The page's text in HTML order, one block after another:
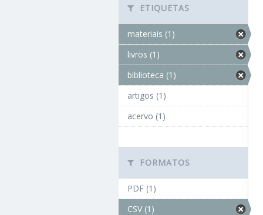
ETIQUETAS
materiais (1)
livros (1)
biblioteca (1)
artigos (1)
acervo (1)
FORMATOS
PDF (1)
CSV (1)